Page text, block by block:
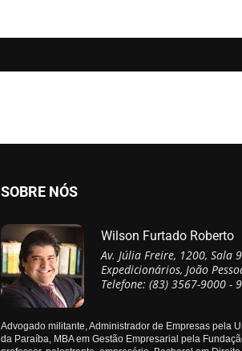
SOBRE NÓS
Wilson Furtado Roberto
Av. Júlia Freire, 1200, Sala
Expedicionários, João
Telefone: (83) 3567-9000 -
Advogado militante, Administrador de Empresas pela
da Paraíba, MBA em Gestão Empresarial pela